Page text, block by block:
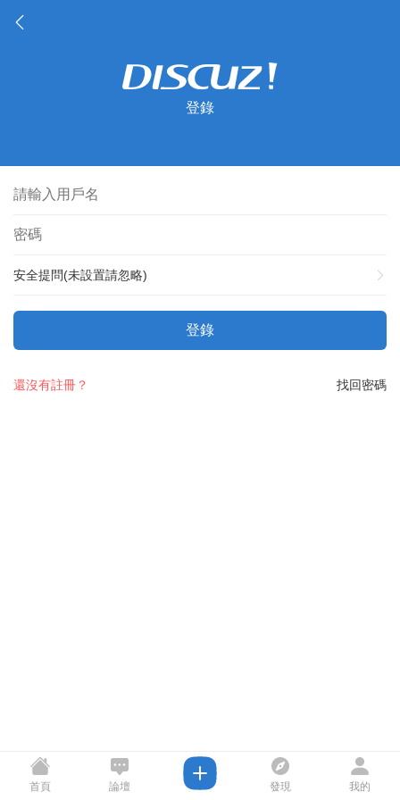
登錄
安全提問(未設置請忽略)
登錄
找回密碼
還沒有註冊？
首頁 論壇 發現 我的